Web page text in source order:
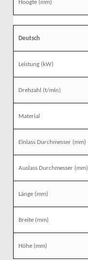
Hoogte (mm)
Deutsch
Leistung(kW)
Drehzahl (t/min)
Material
Einlass Durchmesser(mm)
Auslass Durchmesser(mm)
Länge(mm)
Breite(mm)
Höhe(mm)